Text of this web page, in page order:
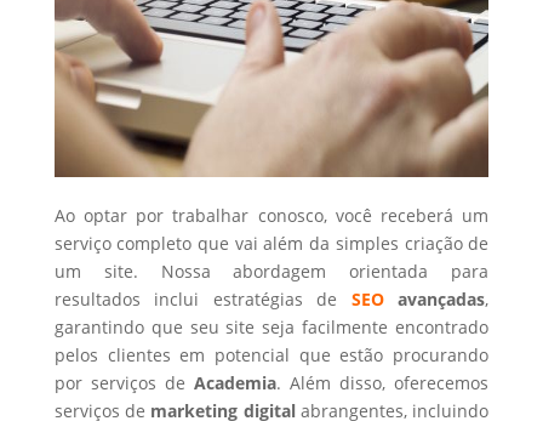
Ao optar por trabalhar conosco, você receberá um
serviço completo que vai além da simples criação de
um site. Nossa abordagem orientada para
resultados inclui estratégias de SEOavançadas,
garantindo que seu site seja facilmente encontrado
pelos clientes em potencial que estão procurando
por serviços de Academia. Além disso, oferecemos
serviços de marketing digital abrangentes, incluindo